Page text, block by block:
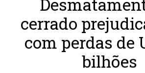
cerrado
com perdas de
bilhões